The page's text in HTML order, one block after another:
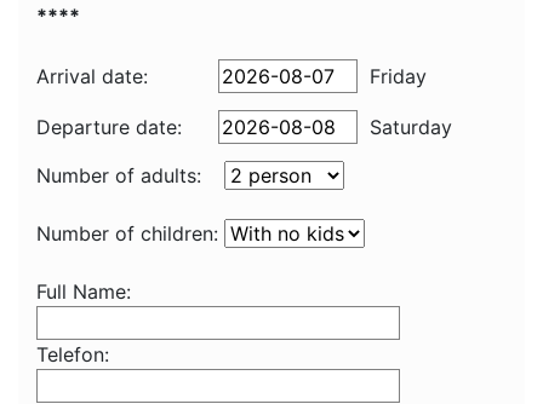
****
Arrival date: Friday
Departure date:
Saturday
Number of adults:
Number of children:
Full Name:
Telefon: